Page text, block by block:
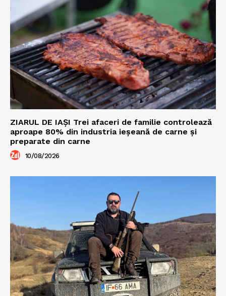
ZIARUL DE IAȘI Trei afaceri de familie controlează
aproape 80% din industria ieșeană de carne și
preparate din carne
10/08/2026